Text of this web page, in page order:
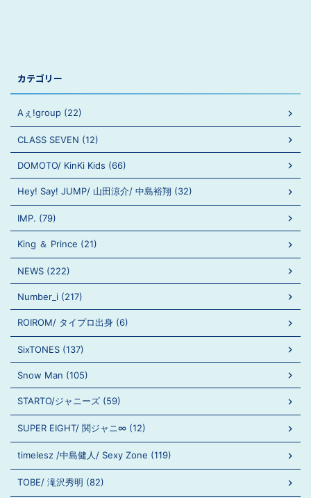
カテゴリー
Aぇ!group (22)
CLASS SEVEN (12)
DOMOTO/ KinKi Kids (66)
Hey! Say! JUMP/ 山田涼介/ 中島裕翔 (32)
IMP. (79)
King ＆ Prince (21)
NEWS (222)
Number_i (217)
ROIROM/ タイプロ出身 (6)
SixTONES (137)
Snow Man (105)
STARTO/ジャニーズ (59)
SUPER EIGHT/ 関ジャニ∞ (12)
timelesz /中島健人/ Sexy Zone (119)
TOBE/ 滝沢秀明 (82)